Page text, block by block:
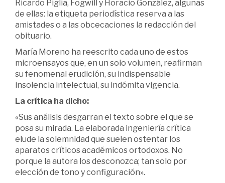
Ricardo Piglia, Fogwill y Horacio González, algunas
de ellas: la etiqueta periodística reserva a las
amistades o a las obcecaciones la redacción del
obituario.
María Moreno ha reescrito cada uno de estos
microensayos que, en un solo volumen, reafirman
su fenomenal erudición, su indispensable
insolencia intelectual, su indómita vigencia.
La crítica ha dicho:
«Sus análisis desgarran el texto sobre el que se
posa su mirada. La elaborada ingeniería crítica
elude la solemnidad que suelen ostentar los
aparatos críticos académicos ortodoxos. No
porque la autora los desconozca; tan solo por
elección de tono y configuración».